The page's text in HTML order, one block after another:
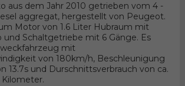
aus dem Jahr 2010 getrieben vom 4 -
aggregat, hergestellt von Peugeot.
Motor von 1.6 Liter Hubraum mit
und Schaltgetriebe mit 6 Gänge. Es
mit
von 180km/h, Beschleunigung
13.7s und Durschnittsverbrauch von ca.
Kilometer.